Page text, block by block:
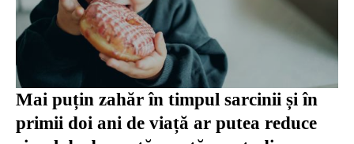
Mai puțin zahăr în timpul sarcinii și în
primii doi ani de viață ar putea reduce